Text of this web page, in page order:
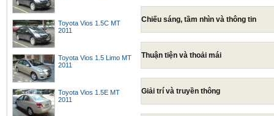
Toyota Vios 1.5C MT
2011
Toyota Vios 1.5 Limo MT
2011
Toyota Vios 1.5E MT
2011
Chiếu sáng, tầm nhìn và thông tin
Thuận tiện và thoải mái
Giải trí và truyền thông